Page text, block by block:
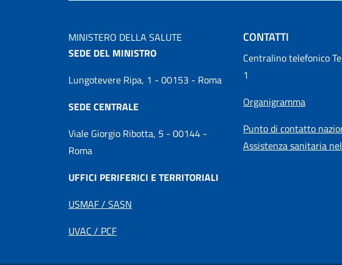
MINISTERO DELLA SALUTE
SEDE DEL MINISTRO
Lungotevere Ripa, 1 - 00153 - Roma
SEDE CENTRALE
Viale Giorgio Ribotta, 5 - 00144 -
Roma
UFFICI PERIFERICI E TERRITORIALI
USMAF / SASN
UVAC / PCF
CONTATTI
Centralino telefonico
1
Organigramma
Punto di contatto
Assistenza sanitaria